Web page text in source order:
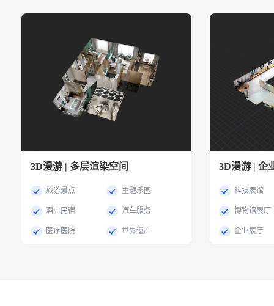
3D漫游 | 多层渲染空间
旅游景点 主题乐园
酒店民宿 汽车服务
医疗医院 世界遗产
3D漫游 | 企
科技展馆
博物馆展厅
企业展厅